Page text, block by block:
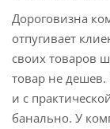
Дороговизна
отпугивает
своих товаров
товар не дешев.
и с
банально. У